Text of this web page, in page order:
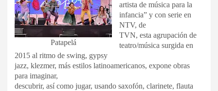
Patapelá
artista de música para la
infancia” y con serie en
NTV, de
TVN, esta agrupación de
teatro/música surgida en
2015 al ritmo de swing, gypsy
jazz, klezmer, más estilos latinoamericanos, expone obras
para imaginar,
descubrir, así como jugar, usando saxofón, clarinete, flauta